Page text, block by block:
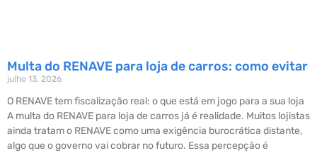
Multa do RENAVE para loja de carros: como evitar
julho 13, 2026
O RENAVE tem fiscalização real: o que está em jogo para a sua loja
A multa do RENAVE para loja de carros já é realidade. Muitos lojistas
ainda tratam o RENAVE como uma exigência burocrática distante,
algo que o governo vai cobrar no futuro. Essa percepção é